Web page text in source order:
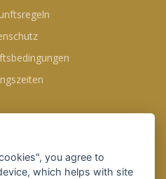
you agree to
which helps with site